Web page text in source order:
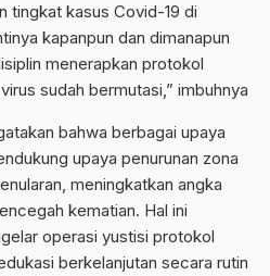
tingkat kasus Covid-19 di
kapanpun dan dimanapun
menerapkan protokol
sudah bermutasi,” imbuhnya
bahwa berbagai upaya
upaya penurunan zona
meningkatkan angka
kematian. Hal ini
operasi yustisi protokol
berkelanjutan secara rutin